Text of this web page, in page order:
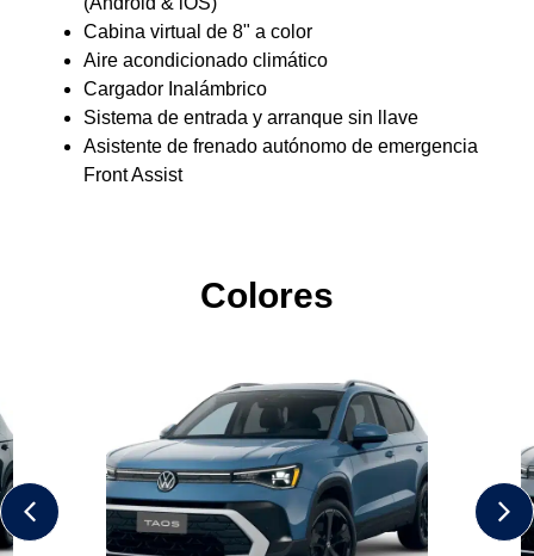
Pantalla de información activa de 10,25" a color
Aire Acondicionado Climatronic de 2 zonas
Cargador inalambrico
Sistema de entrada y arranque sin llave
Asistente de frenado autónomo de emergencia
Front Assist
Colores